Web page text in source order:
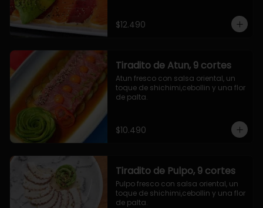
$12.490
Tiradito de Atun, 9 cortes
Atun fresco con salsa oriental, un
toque de shichimi,cebollin y una flor
de palta.
$10.490
Tiradito de Pulpo, 9 cortes
Pulpo fresco con salsa oriental, un
toque de shichimi,cebollin y una flor
de palta.